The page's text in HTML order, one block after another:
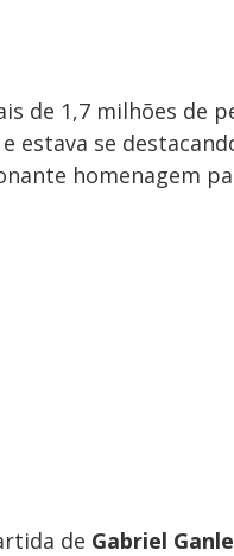
de 1,7 milhões de
estava se
homenagem
de Gabriel